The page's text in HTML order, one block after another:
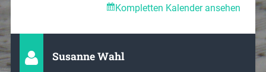
Kompletten Kalender ansehen
Susanne Wahl